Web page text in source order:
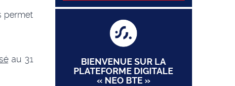
permet
au 31
BIENVENUE SUR LA
PLATEFORME DIGITALE
« NEO BTE »